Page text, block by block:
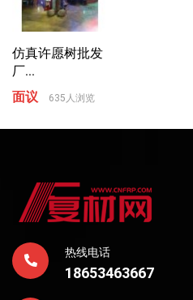
仿真许愿树批发
厂...
面议
635人浏览
热线电话
18653463667